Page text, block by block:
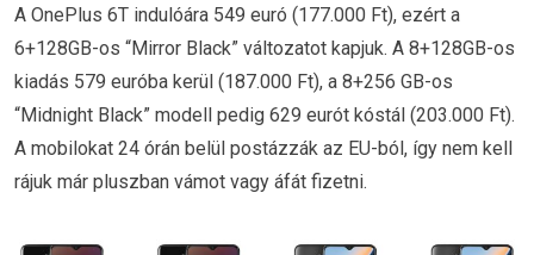
A OnePlus 6T indulóára 549 euró (177.000 Ft), ezért a
6+128GB-os “Mirror Black” változatot kapjuk. A 8+128GB-os
kiadás 579 euróba kerül (187.000 Ft), a 8+256 GB-os
“Midnight Black” modell pedig 629 eurót kóstál (203.000 Ft).
A mobilokat 24 órán belül postázzák az EU-ból, így nem kell
rájuk már pluszban vámot vagy áfát fizetni.